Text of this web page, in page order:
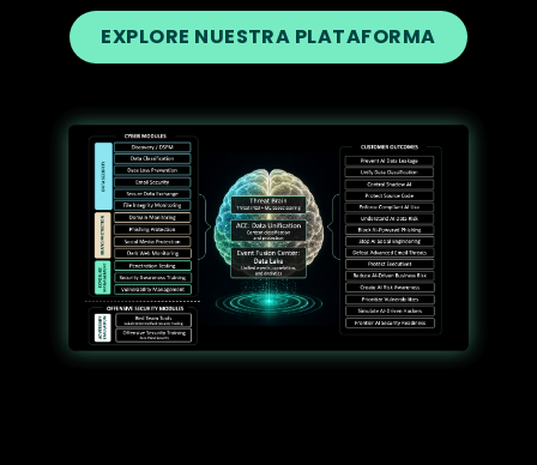
EXPLORE NUESTRA PLATAFORMA